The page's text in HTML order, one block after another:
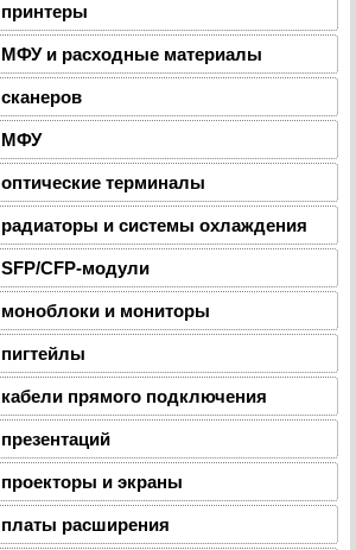
принтеры
МФУ и расходные материалы
сканеров
МФУ
оптические терминалы
радиаторы и системы охлаждения
SFP/CFP-модули
моноблоки и мониторы
пигтейлы
кабели прямого подключения
презентаций
проекторы и экраны
платы расширения